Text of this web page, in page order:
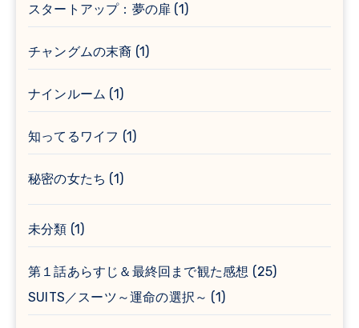
スタートアップ：夢の扉 (1)
チャングムの末裔 (1)
ナインルーム (1)
知ってるワイフ (1)
秘密の女たち (1)
未分類 (1)
第１話あらすじ＆最終回まで観た感想 (25)
SUITS／スーツ～運命の選択～ (1)